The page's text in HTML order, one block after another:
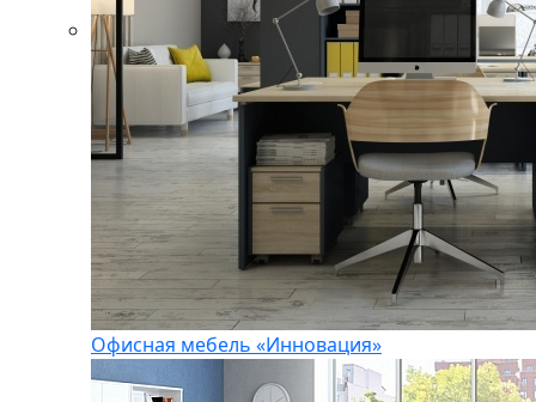
Офисная мебель «Инновация»